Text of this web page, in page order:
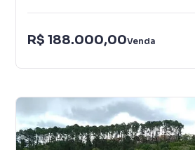
R$ 188.000,00Venda